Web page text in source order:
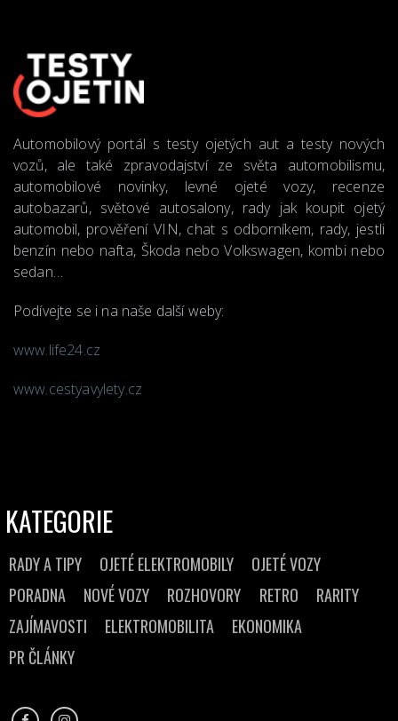
Automobilový portál s testy ojetých aut a testy nových
vozů, ale také zpravodajství ze světa automobilismu,
automobilové novinky, levné ojeté vozy, recenze
autobazarů, světové autosalony, rady jak koupit ojetý
automobil, prověření VIN, chat s odborníkem, rady, jestli
benzín nebo nafta, Škoda nebo Volkswagen, kombi nebo
sedan…
Podívejte se i na naše další weby:
www.life24.cz
www.cestyavylety.cz
KATEGORIE
RADY A TIPY OJETÉ ELEKTROMOBILY
OJETÉ VOZY
PORADNA
NOVÉ VOZY ROZHOVORY RETRO
RARITY
ZAJÍMAVOSTI
ELEKTROMOBILITA
EKONOMIKA
PR ČLÁNKY